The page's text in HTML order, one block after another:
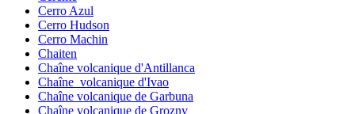
Cerro Azul
Cerro Hudson
Cerro Machin
Chaiten
Chaîne volcanique d'Antillanca
Chaîne_volcanique d'Ivao
Chaîne volcanique de Garbuna
Chaîne volcanique de Grozny